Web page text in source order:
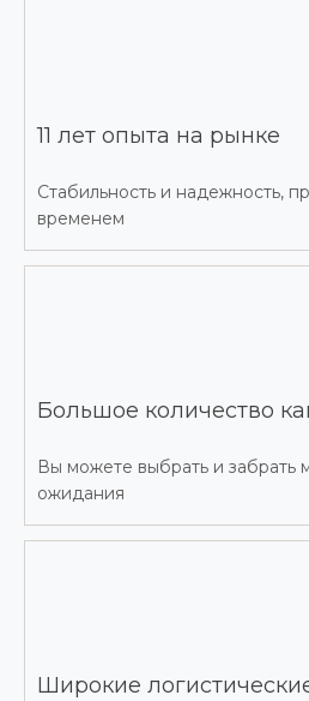
11 лет опыта на рынке
Стабильность и надежность,
временем
Большое количество
Вы можете выбрать и забрать
ожидания
Широкие